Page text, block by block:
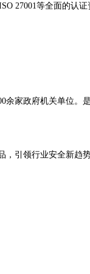
27001等全面的认
家政府机关单位。
引领行业安全新趋